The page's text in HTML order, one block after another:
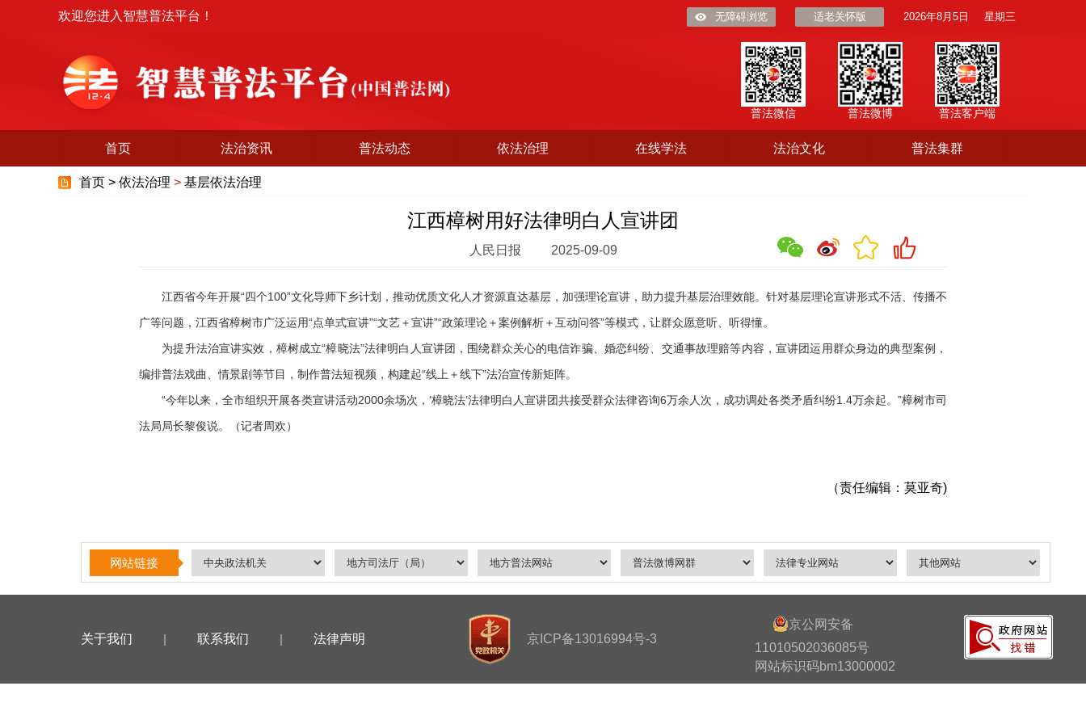
欢迎您进入智慧普法平台！ 无障碍浏览 适老关怀版 2026年8月5日 星期三
普法客户端
普法微博
普法微信
首页 法治资讯 普法动态 依法治理 在线学法 法治文化 普法集群
首页 > 依法治理 > 基层依法治理
江西樟树用好法律明白人宣讲团
人民日报 2025-09-09
江西省今年开展“四个100”文化导师下乡计划，推动优质文化人才资源直达基层，加强理论宣讲，助力提升基层治理效能。针对基层理论宣讲形式不活、传播不
广等问题，江西省樟树市广泛运用“点单式宣讲”“文艺＋宣讲”“政策理论＋案例解析＋互动问答”等模式，让群众愿意听、听得懂。
为提升法治宣讲实效，樟树成立“樟晓法”法律明白人宣讲团，围绕群众关心的电信诈骗、婚恋纠纷、交通事故理赔等内容，宣讲团运用群众身边的典型案例，
编排普法戏曲、情景剧等节目，制作普法短视频，构建起“线上＋线下”法治宣传新矩阵。
“今年以来，全市组织开展各类宣讲活动2000余场次，‘樟晓法’法律明白人宣讲团共接受群众法律咨询6万余人次，成功调处各类矛盾纠纷1.4万余起。”樟树市司
法局局长黎俊说。（记者周欢）
（责任编辑：莫亚奇)
网站链接
关于我们 | 联系我们 | 法律声明 京ICP备13016994号-3
京公网安备
11010502036085号
网站标识码bm13000002